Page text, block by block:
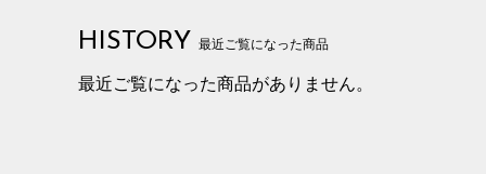
HISTORY 最近ご覧になった商品
最近ご覧になった商品がありません。